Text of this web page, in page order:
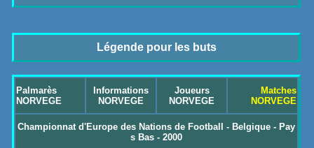
Légende pour les buts
Palmarès
NORVEGE
Informations
NORVEGE
Joueurs
NORVEGE
Matches
NORVEGE
Championnat d'Europe des Nations de Football - Belgique - Pay
s Bas - 2000